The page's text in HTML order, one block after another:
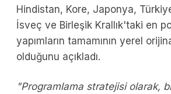
Hindistan, Kore, Japonya,
İsveç ve Birleşik Krallık'taki en
yapımların tamamının yerel
olduğunu açıkladı.
"Programlama stratejisi olarak,